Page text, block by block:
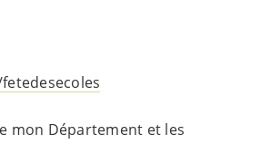
mon Département et les